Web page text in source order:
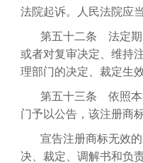
法院起诉。人民法院应
第五十二条 法定期
或者对复审决定、维持
理部门的决定、裁定生
第五十三条 依照本
门予以公告，该注册商
宣告注册商标无效
决、裁定、调解书和负